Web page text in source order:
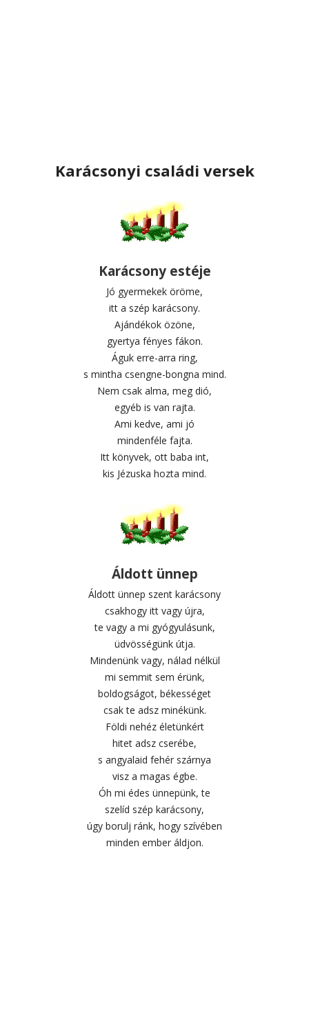
Karácsonyi családi versek
Karácsony estéje
Jó gyermekek öröme,
itt a szép karácsony.
Ajándékok özöne,
gyertya fényes fákon.
Águk erre-arra ring,
s mintha csengne-bongna mind.
Nem csak alma, meg dió,
egyéb is van rajta.
Ami kedve, ami jó
mindenféle fajta.
Itt könyvek, ott baba int,
kis Jézuska hozta mind.
Áldott ünnep
Áldott ünnep szent karácsony
csakhogy itt vagy újra,
te vagy a mi gyógyulásunk,
üdvösségünk útja.
Mindenünk vagy, nálad nélkül
mi semmit sem érünk,
boldogságot, békességet
csak te adsz minékünk.
Földi nehéz életünkért
hitet adsz cserébe,
s angyalaid fehér szárnya
visz a magas égbe.
Óh mi édes ünnepünk, te
szelíd szép karácsony,
úgy borulj ránk, hogy szívében
minden ember áldjon.